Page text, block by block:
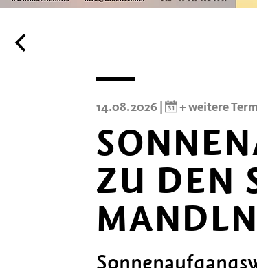
14.08.2026 | + weitere
ZU DEN